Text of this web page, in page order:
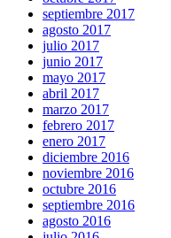
septiembre 2017
agosto 2017
julio 2017
junio 2017
mayo 2017
abril 2017
marzo 2017
febrero 2017
enero 2017
diciembre 2016
noviembre 2016
octubre 2016
septiembre 2016
agosto 2016